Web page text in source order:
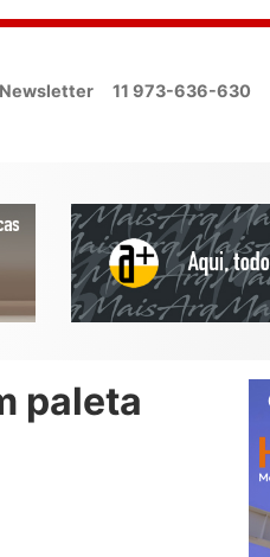
Newsletter 11 973-636-630
paleta